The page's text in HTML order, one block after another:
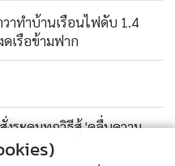
ด-19
าทำบ้านเรือนไฟดับ 1.4
เรือข้ามฟาก
งระดมทุกวิธีสู้ 'คลื่นความ
ราย